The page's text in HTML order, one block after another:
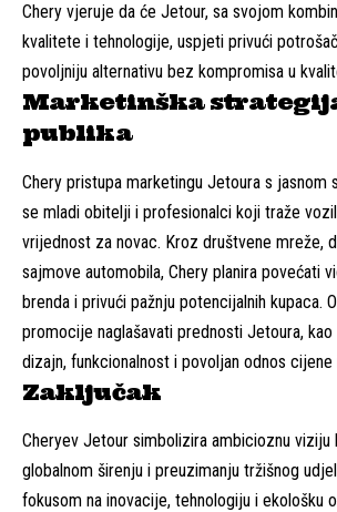
Chery vjeruje da će Jetour, sa svojom
kvalitete i tehnologije, uspjeti privući
povoljniju alternativu bez kompromisa u
Marketinška
publika
Chery pristupa marketingu Jetoura s jasnom
se mladi obitelji i profesionalci koji traže
vrijednost za novac. Kroz društvene mreže,
sajmove automobila, Chery planira povećati
brenda i privući pažnju potencijalnih kupaca.
promocije naglašavati prednosti Jetoura,
dizajn, funkcionalnost i povoljan odnos
Zaključak
Cheryev Jetour simbolizira ambicioznu viziju
globalnom širenju i preuzimanju tržišnog
fokusom na inovacije, tehnologiju i ekološku